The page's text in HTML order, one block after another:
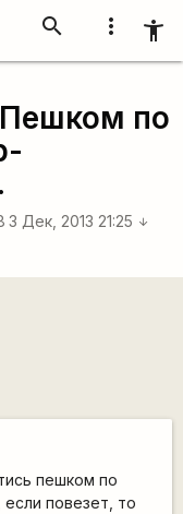
more_vert accessibility_new
search
по
3 Дек, 2013 21:25 arrow_downward
пешком по
повезет, то